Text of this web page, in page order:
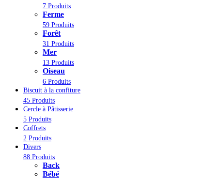
7 Produits
Ferme
59 Produits
Forêt
31 Produits
Mer
13 Produits
Oiseau
6 Produits
Biscuit à la confiture
45 Produits
Cercle à Pâtisserie
5 Produits
Coffrets
2 Produits
Divers
88 Produits
Back
Bébé